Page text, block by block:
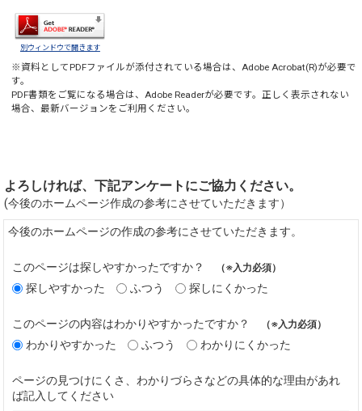
別ウィンドウで開きます
※資料としてPDFファイルが添付されている場合は、 Adobe Acrobat(R)が必要で
す。
PDF書類をご覧になる場合は、 Adobe Readerが必要です。正しく表示されない
場合、最新バージョンをご利用ください。